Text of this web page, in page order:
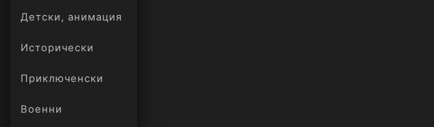
Детски, анимация
Исторически
Приключенски
Военни